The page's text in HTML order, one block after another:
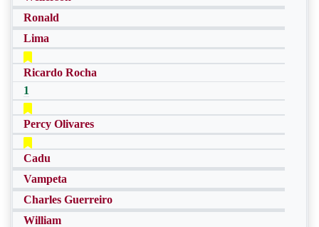
Ronald
Lima
Ricardo Rocha
1
Percy Olivares
Cadu
Vampeta
Charles Guerreiro
William